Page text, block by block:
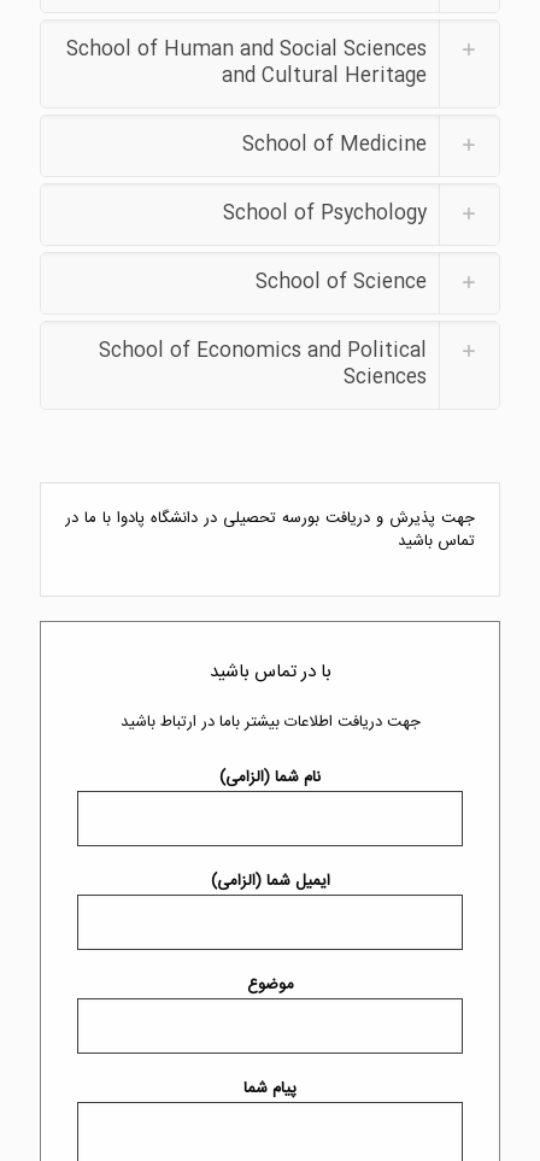
School of Human and Social Sciences
and Cultural Heritage
School of Medicine
School of Psychology
School of Science
School of Economics and Political
Sciences
جهت پذیرش و دریافت بورسه تحصیلی در دانشگاه پادوا با ما در
تماس باشید
با در تماس باشید
جهت دریافت اطلاعات بیشتر باما در ارتباط باشید
نام شما (الزامی)
ایمیل شما (الزامی)
موضوع
پیام شما